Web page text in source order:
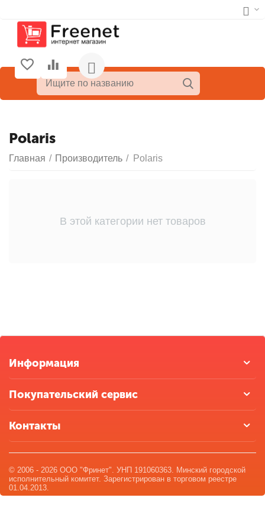
Polaris
Главная / Производитель / Polaris
В этой категории нет товаров
Информация
Покупательский сервис
Контакты
© 2006 - 2026 ООО "Фринет". УНП 191060363. Минский городской
исполнительный комитет. Зарегистрирован в торговом реестре
01.04.2013.